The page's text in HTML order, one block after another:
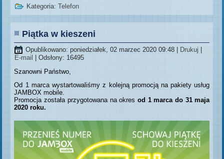
Kategoria:Telefon
Piątka w kieszeni
Opublikowano: poniedziałek, 02 marzec 2020 09:48 | Drukuj |
E-mail
| Odsłony: 16495
Szanowni Państwo,
Od 1 marca wystartowaliśmy z kolejną promocją na pakiety usług
JAMBOX mobile.
Promocja została przygotowana na okres od 1 marca do 31 maja
2020 roku.